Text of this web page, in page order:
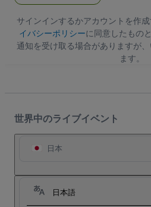
ス
サインインするかアカウントを作成
イバシーポリシーに同意したもの
通知を受け取る場合がありますが
ます。
世界中のライブイベント
日本
日本語